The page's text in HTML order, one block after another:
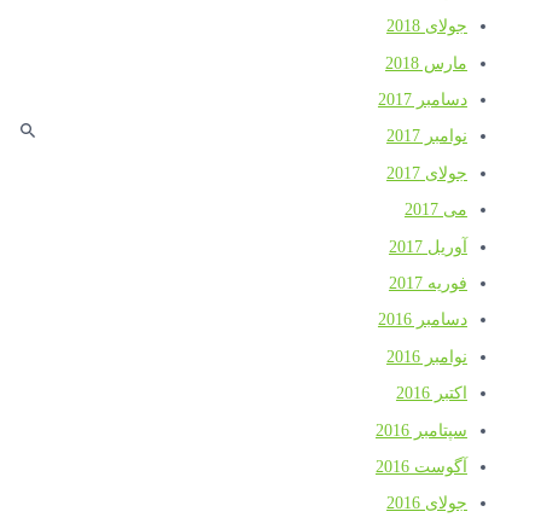
جولای 2018
مارس 2018
دسامبر 2017
نوامبر 2017
جولای 2017
می 2017
آوریل 2017
فوریه 2017
دسامبر 2016
نوامبر 2016
اکتبر 2016
سپتامبر 2016
آگوست 2016
جولای 2016